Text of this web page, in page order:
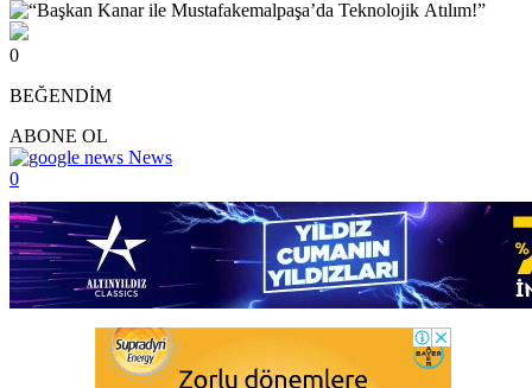
0
BEĞENDİM
ABONE OL
News
0